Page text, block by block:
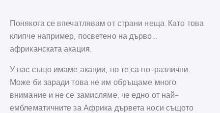
Понякога се впечатлявам от страни неща. Като това
клипче например, посветено на дърво…
африканската акация.
У нас също имаме акации, но те са по-различни.
Може би заради това не им обръщаме много
внимание и не се замисляме, че едно от най-
емблематичните за Африка дървета носи същото